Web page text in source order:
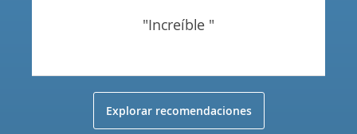
"increíble "
Explorar recomendaciones